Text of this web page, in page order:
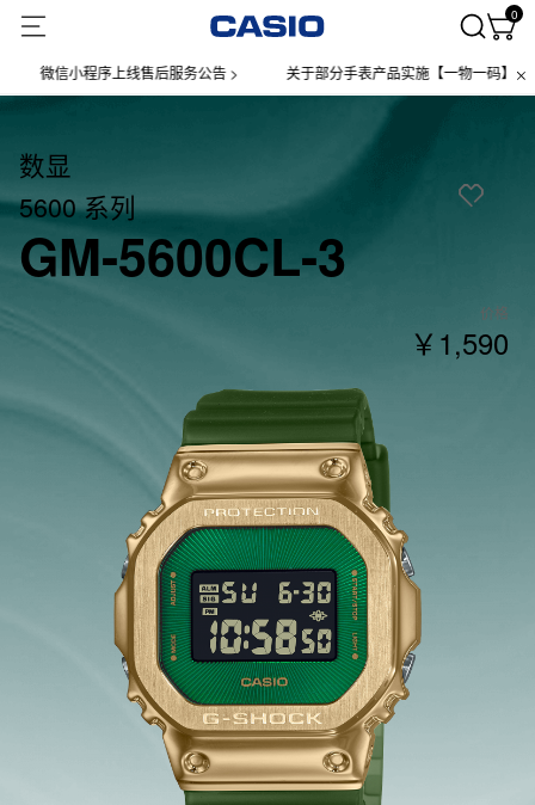
0
微信小程序上线售后服务公告 > 关于部分手表产品实施【一物一码】管理的
数显
5600 系列
GM-5600CL-3
价格
￥1,590